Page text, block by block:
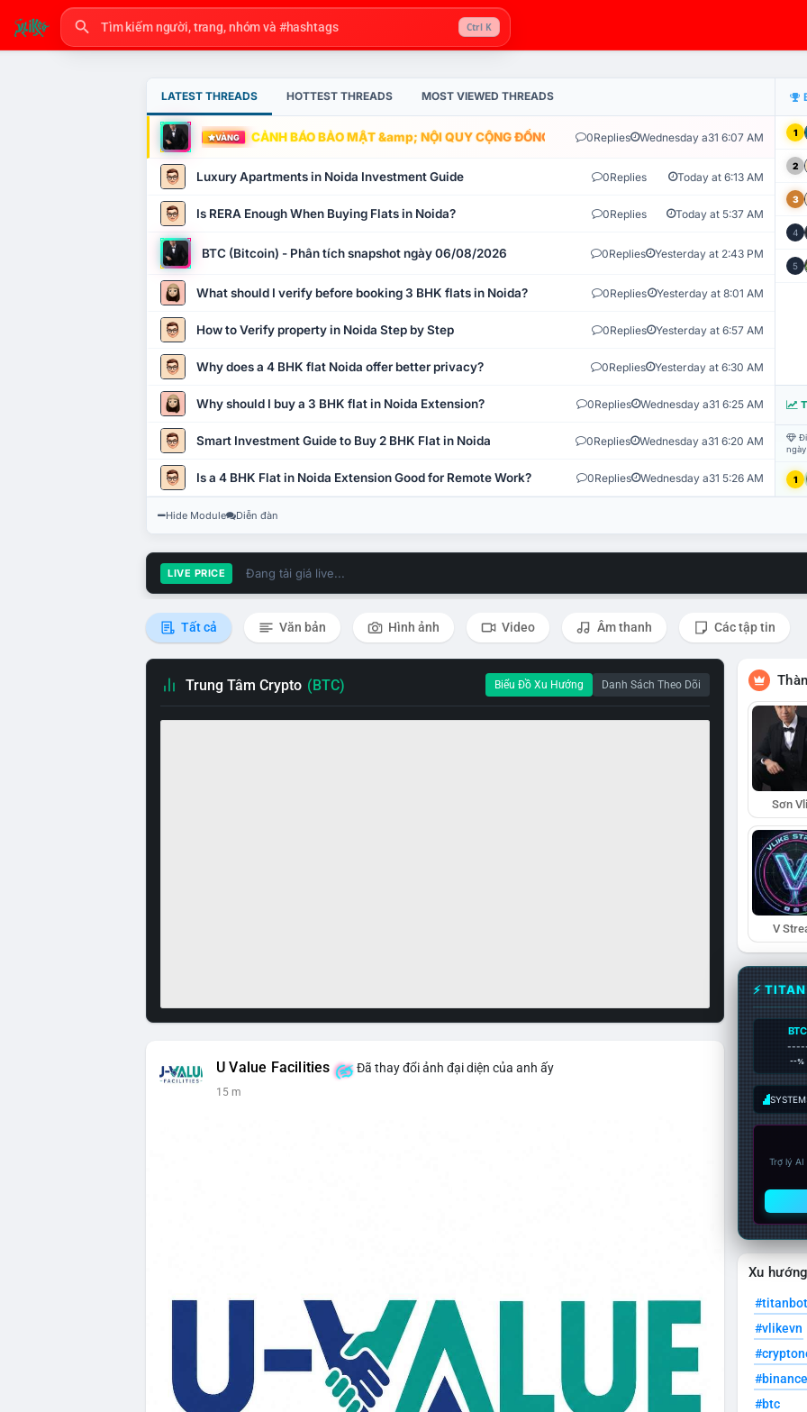
Ctrl K
LATEST THREADS HOTTEST THREADS MOST VIEWED THREADS
VÀNG CẢNH BÁO BẢO MẬT &amp; NỘI QUY CỘNG ĐỒNG VLIKE.VN: HỆ THỐNG GIÁM SÁT TỰ
0Replies Wednesday a31 6:07 AM
Luxury Apartments in Noida Investment Guide 0Replies Today at 6:13 AM
Is RERA Enough When Buying Flats in Noida? 0Replies Today at 5:37 AM
BTC (Bitcoin) - Phân tích snapshot ngày 06/08/2026 0Replies Yesterday at 2:43 PM
What should I verify before booking 3 BHK flats in Noida? 0Replies Yesterday at 8:01 AM
How to Verify property in Noida Step by Step 0Replies Yesterday at 6:57 AM
Why does a 4 BHK flat Noida offer better privacy? 0Replies Yesterday at 6:30 AM
Why should I buy a 3 BHK flat in Noida Extension? 0Replies Wednesday a31 6:25 AM
Smart Investment Guide to Buy 2 BHK Flat in Noida 0Replies Wednesday a31 6:20 AM
Is a 4 BHK Flat in Noida Extension Good for Remote Work? 0Replies Wednesday a31 5:26 AM
1
2
3
4
5
1
Hide Module Diễn đàn
LIVE PRICE Đang tải giá live...
Tất cả Văn bản Hình ảnh Video Âm thanh Các tập tin
Trung Tâm Crypto (BTC) Biểu Đồ Xu Hướng Danh Sách Theo Dõi
U Value Facilities Đã thay đổi ảnh đại diện của anh ấy
15 m
Sơn
V
⚡
BTC
--%
Trợ lý
Xu
#titanbot
#vlikevn
#btc